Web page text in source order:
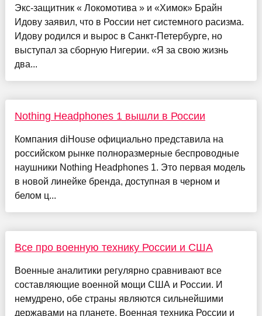
Экс-защитник « Локомотива » и «Химок» Брайн
Идову заявил, что в России нет системного расизма.
Идову родился и вырос в Санкт-Петербурге, но
выступал за сборную Нигерии. «Я за свою жизнь
два...
Nothing Headphones 1 вышли в России
Компания diHouse официально представила на
российском рынке полноразмерные беспроводные
наушники Nothing Headphones 1. Это первая модель
в новой линейке бренда, доступная в черном и
белом ц...
Все про военную технику России и США
Военные аналитики регулярно сравнивают все
составляющие военной мощи США и России. И
немудрено, обе страны являются сильнейшими
державами на планете. Военная техника России и